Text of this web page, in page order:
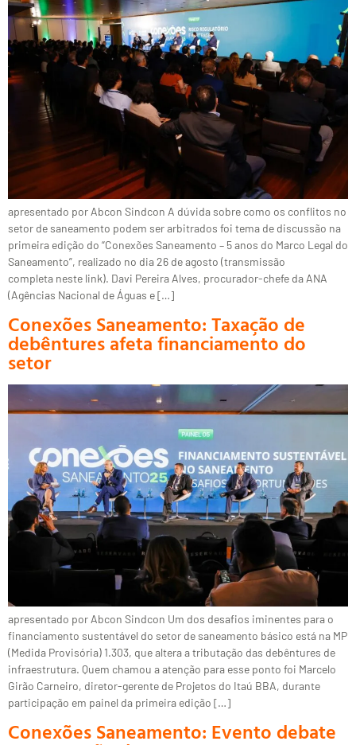
apresentado por Abcon Sindcon A dúvida sobre como os conflitos no
setor de saneamento podem ser arbitrados foi tema de discussão na
primeira edição do “Conexões Saneamento – 5 anos do Marco Legal do
Saneamento”, realizado no dia 26 de agosto (transmissão
completa neste link). Davi Pereira Alves, procurador-chefe da ANA
(Agências Nacional de Águas e […]
Conexões Saneamento: Taxação de
debêntures afeta financiamento do
setor
apresentado por Abcon Sindcon Um dos desafios iminentes para o
financiamento sustentável do setor de saneamento básico está na MP
(Medida Provisória) 1.303, que altera a tributação das debêntures de
infraestrutura. Quem chamou a atenção para esse ponto foi Marcelo
Girão Carneiro, diretor-gerente de Projetos do Itaú BBA, durante
participação em painel da primeira edição […]
Conexões Saneamento: Evento debate